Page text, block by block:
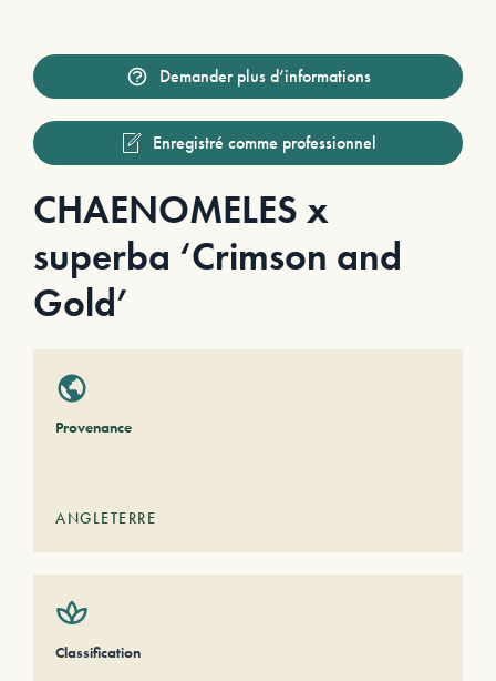
Demander plus d’informations
Enregistré comme professionnel
CHAENOMELES x
superba ‘Crimson and
Gold’
Provenance
ANGLETERRE
Classification